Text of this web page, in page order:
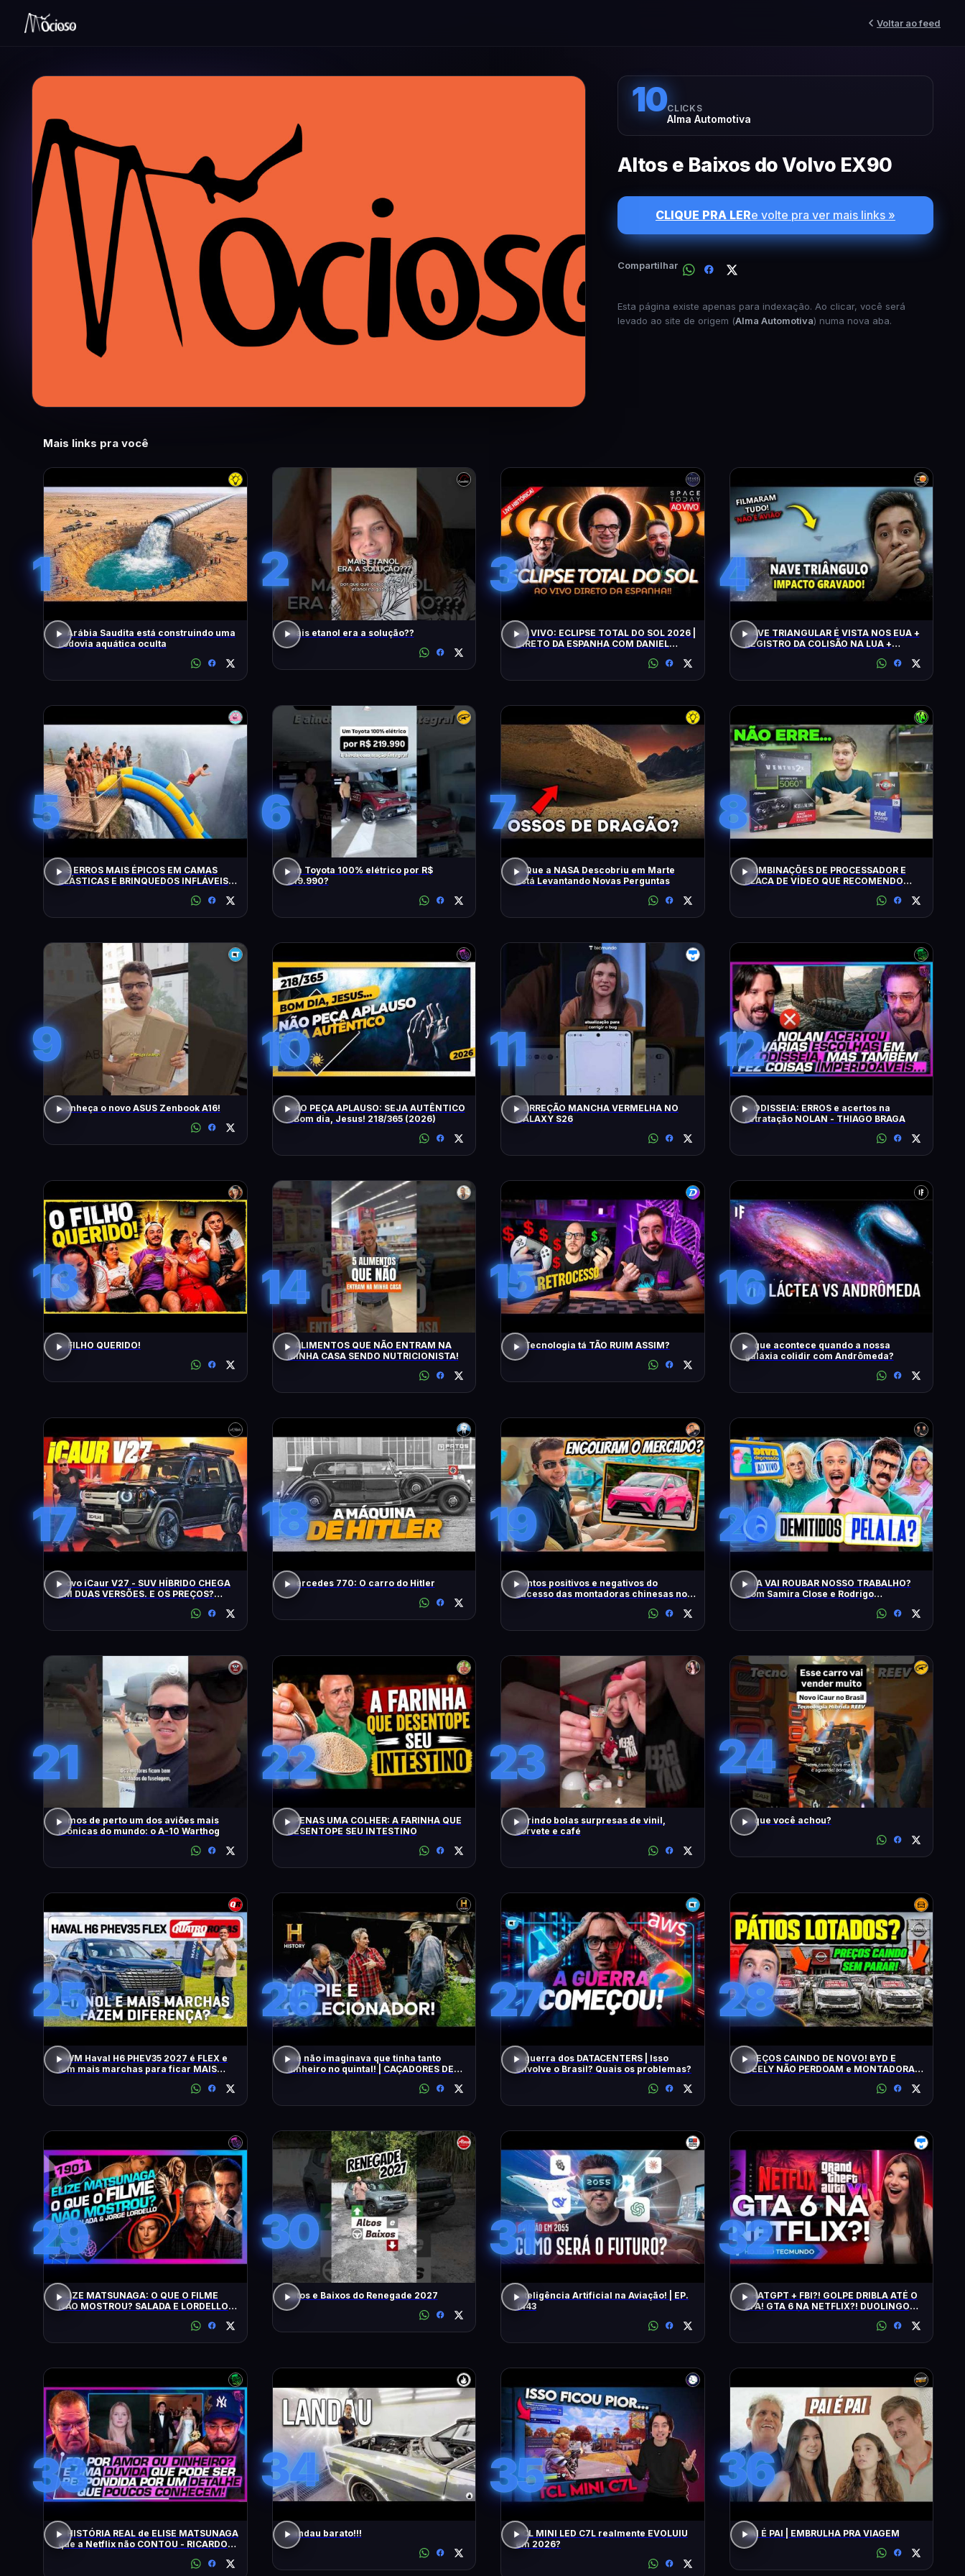
Voltar ao feed
10CLICKS
Alma Automotiva
Altos e Baixos do Volvo EX90
CLIQUE PRA LERe volte pra ver mais links »
Compartilhar
Esta página existe apenas para indexação. Ao clicar, você será
levado ao site de origem (Alma Automotiva) numa nova aba.
Mais links pra você
1
A Arábia Saudita está construindo uma
rodovia aquática oculta
2
Mais etanol era a solução??
3
AO VIVO: ECLIPSE TOTAL DO SOL 2026 |
DIRETO DA ESPANHA COM DANIEL
4
NAVE TRIANGULAR É VISTA NOS EUA +
REGISTRO DA COLISÃO NA LUA +
5
OS ERROS MAIS ÉPICOS EM CAMAS
ELÁSTICAS E BRINQUEDOS INFLÁVEIS
6
Um Toyota 100% elétrico por R$
219.990?
7
O Que a NASA Descobriu em Marte
Está Levantando Novas Perguntas
8
COMBINAÇÕES DE PROCESSADOR E
PLACA DE VÍDEO QUE RECOMENDO
9
Conheça o novo ASUS Zenbook A16!
10
NÃO PEÇA APLAUSO: SEJA AUTÊNTICO
- Bom dia, Jesus! 218/365 (2026)
11
CORREÇÃO MANCHA VERMELHA NO
GALAXY S26
12
A ODISSEIA: ERROS e acertos na
retratação NOLAN - THIAGO BRAGA
13
O FILHO QUERIDO!
14
5 ALIMENTOS QUE NÃO ENTRAM NA
MINHA CASA SENDO NUTRICIONISTA!
15
A Tecnologia tá TÃO RUIM ASSIM?
16
O que acontece quando a nossa
galáxia colidir com Andrômeda?
17
Novo iCaur V27 - SUV HÍBRIDO CHEGA
EM DUAS VERSÕES. E OS PREÇOS?
18
Mercedes 770: O carro do Hitler
19
Pontos positivos e negativos do
sucesso das montadoras chinesas no
20
A IA VAI ROUBAR NOSSO TRABALHO?
com Samira Close e Rodrigo
21
Vimos de perto um dos aviões mais
icônicas do mundo: o A-10 Warthog
22
APENAS UMA COLHER: A FARINHA QUE
DESENTOPE SEU INTESTINO
23
abrindo bolas surpresas de vinil,
sorvete e café
24
O que você achou?
25
GWM Haval H6 PHEV35 2027 é FLEX e
tem mais marchas para ficar MAIS
26
Ele não imaginava que tinha tanto
dinheiro no quintal! | CAÇADORES DE
27
A guerra dos DATACENTERS | Isso
envolve o Brasil? Quais os problemas?
28
PREÇOS CAINDO DE NOVO! BYD E
GEELY NÃO PERDOAM e MONTADORAS
29
ELIZE MATSUNAGA: O QUE O FILME
NÃO MOSTROU? SALADA E LORDELLO -
30
Altos e Baixos do Renegade 2027
31
Inteligência Artificial na Aviação! | EP.
1443
32
CHATGPT + FBI?! GOLPE DRIBLA ATÉ O
2FA! GTA 6 NA NETFLIX?! DUOLINGO
33
A HISTÓRIA REAL de ELISE MATSUNAGA
que a Netflix não CONTOU - RICARDO
34
Landau barato!!!
35
TCL MINI LED C7L realmente EVOLUIU
em 2026?
36
PAI É PAI | EMBRULHA PRA VIAGEM